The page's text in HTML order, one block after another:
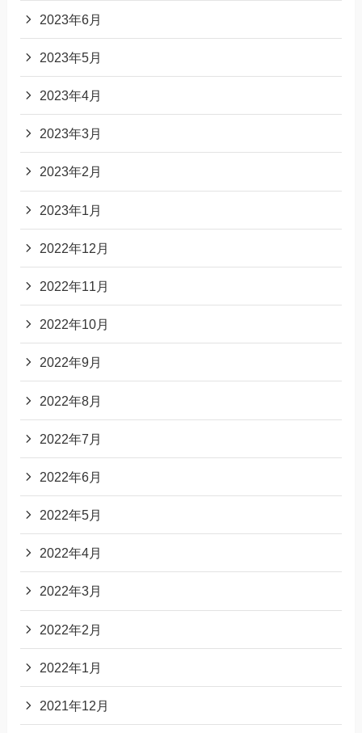
2023年6月
2023年5月
2023年4月
2023年3月
2023年2月
2023年1月
2022年12月
2022年11月
2022年10月
2022年9月
2022年8月
2022年7月
2022年6月
2022年5月
2022年4月
2022年3月
2022年2月
2022年1月
2021年12月